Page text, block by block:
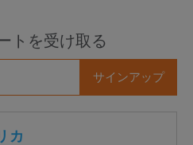
トを受け取る
カ